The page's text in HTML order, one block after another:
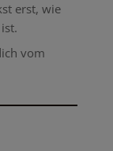
erst, wie
vom